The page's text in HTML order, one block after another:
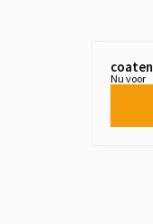
coaten
Nu voor